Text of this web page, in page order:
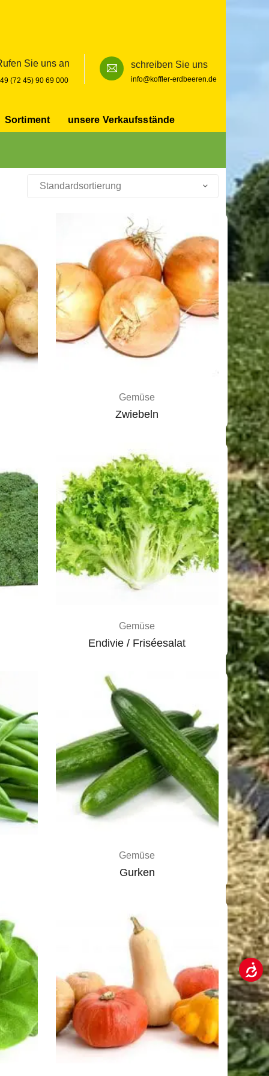
Sie uns an
(72 45) 90 69 000
schreiben Sie uns
info@koffler-erdbeeren.de
Sortiment
unsere Verkaufsstände
Search
Gemüse
Zwiebeln
Gemüse
Endivie / Friséesalat
Gemüse
Gurken